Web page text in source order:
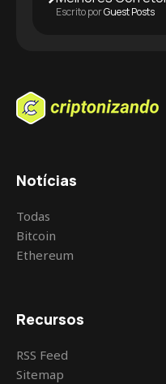
Escrito porGuest Posts
Notícias
Todas
Bitcoin
Ethereum
Recursos
RSS Feed
Sitemap